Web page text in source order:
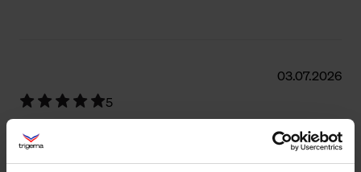
03.07.2026
5
Guter Schnitt, gute Passform, bleibt auch
nach vielem Waschen stabil.